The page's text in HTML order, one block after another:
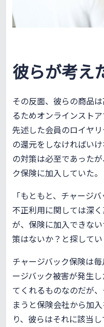
彼らが考え
その反面、彼らの商品
るためオンラインスト
先述した会員のロイヤ
の還元をしなければい
の対策は必至であった
ク保険に加入していた。
「もともと、チャージ
不正利用に関しては深
が、保険に加入できな
策はないか？と探してい
チャージバック保険は
ージバック被害が発生
てくれるものなのだが
まうと保険会社から加
り、彼らはそれに該当し